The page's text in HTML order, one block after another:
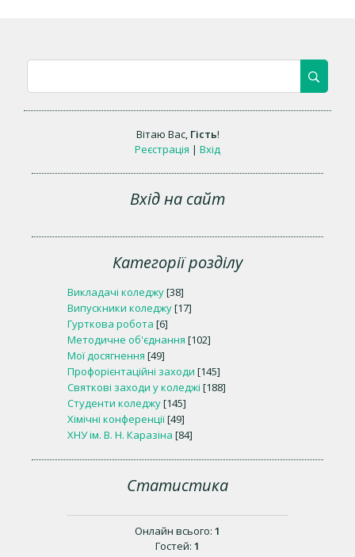
Вітаю Вас, Гість!
Реєстрація | Вхід
Вхід на сайт
Категорії розділу
Викладачі коледжу[38]
Випускники коледжу[17]
Гурткова робота [6]
Методичне об'єднання [102]
Мої досягнення [49]
Профорієнтаційні заходи [145]
Святкові заходи у коледжі [188]
Студенти коледжу[145]
Хімічні конференції[49]
ХНУ ім. В. Н. Каразіна [84]
Статистика
Онлайн всього: 1
Гостей: 1